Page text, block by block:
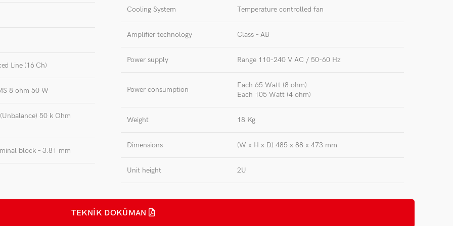
Line (16 Ch)
8 ohm 50 W
50 k Ohm
block – 3.81 mm
Cooling System Temperature controlled fan
Amplifier technology Class – AB
Power supply Range 110-240 V AC / 50-60 Hz
Power consumption
Each 65 Watt (8 ohm)
Each 105 Watt (4 ohm)
Weight 18 Kg
Dimensions (W x H x D) 485 x 88 x 473 mm
Unit height 2U
TEKNIK DOKÜMAN